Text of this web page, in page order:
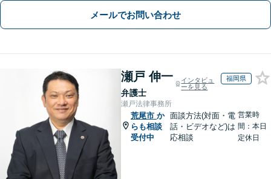
メールでお問い合わせ
瀬戸 伸一
弁護士
インタビュ
ーを見る
福岡県
瀬戸法律事務所
荒尾市 か
らも相談
受付中
面談方法(対面・電
話・ビデオなど)は
応相談
営業時
間：本日
定休日